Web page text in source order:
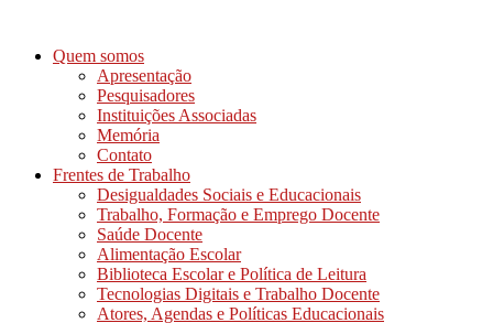
Quem somos
Apresentação
Pesquisadores
Instituições Associadas
Memória
Contato
Frentes de Trabalho
Desigualdades Sociais e Educacionais
Trabalho, Formação e Emprego Docente
Saúde Docente
Alimentação Escolar
Biblioteca Escolar e Política de Leitura
Tecnologias Digitais e Trabalho Docente
Atores, Agendas e Políticas Educacionais